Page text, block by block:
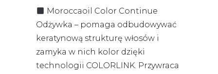
Moroccaoil Color Continue
Odżywka – pomaga odbudowywać
keratynową strukturę włosów i
zamyka w nich kolor dzięki
technologii COLORLINK. Przywraca